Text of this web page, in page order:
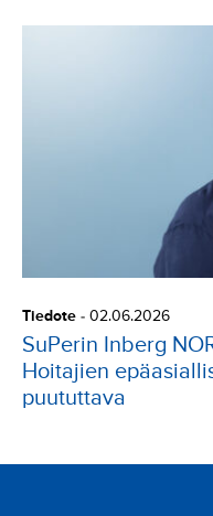
Tiedote - 02.06.2026
SuPerin Inberg
Hoitajien
puututtava